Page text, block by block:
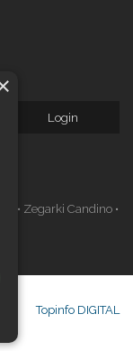
• Zegarki Candino •
Topinfo DIGITAL